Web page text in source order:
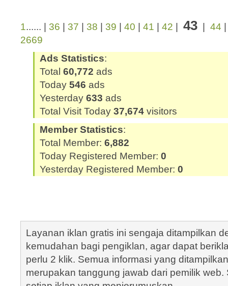
1...... | 36 37 38 39 40 41 42 43 44
2669
Ads Statistics:
Total 60,772 ads
Today 546 ads
Yesterday 633 ads
Total Visit Today 37,674 visitors
Member Statistics:
Total Member: 6,882
Today Registered Member: 0
Yesterday Registered Member: 0
Layanan iklan gratis ini sengaja ditampilkan
kemudahan bagi pengiklan, agar dapat
perlu 2 klik. Semua informasi yang
merupakan tanggung jawab dari pemilik